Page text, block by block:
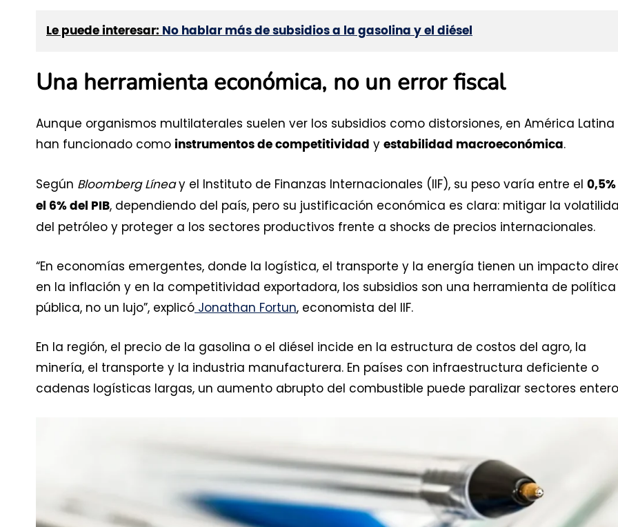
Le puede interesar: No hablar más de subsidios a la gasolina y el diésel
Una herramienta económica, no un error fiscal
Aunque organismos multilaterales suelen ver los subsidios como distorsiones, en América Latina
han funcionado como instrumentos de competitividad y estabilidad macroeconómica.
Según Bloomberg Líneay el Instituto de Finanzas Internacionales (IIF), su peso varía entre el
el 6% del PIB, dependiendo del país, pero su justificación económica es clara: mitigar la
del petróleo y proteger a los sectores productivos frente a shocks de precios internacionales.
“En economías emergentes, donde la logística, el transporte y la energía tienen un impacto
en la inflación y en la competitividad exportadora, los subsidios son una herramienta de política
pública, no un lujo”, explicó Jonathan Fortun, economista del IIF.
En la región, el precio de la gasolina o el diésel incide en la estructura de costos del agro, la
minería, el transporte y la industria manufacturera. En países con infraestructura deficiente o
cadenas logísticas largas, un aumento abrupto del combustible puede paralizar sectores